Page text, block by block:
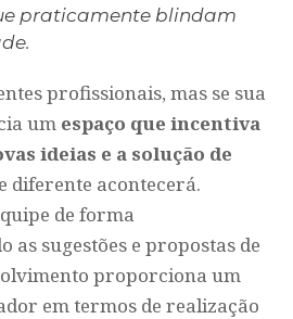
praticamente blindam
profissionais, mas se sua
um espaço que incentiva
ideias e a solução de
diferente acontecerá.
de forma
as sugestões e propostas de
proporciona um
em termos de realização